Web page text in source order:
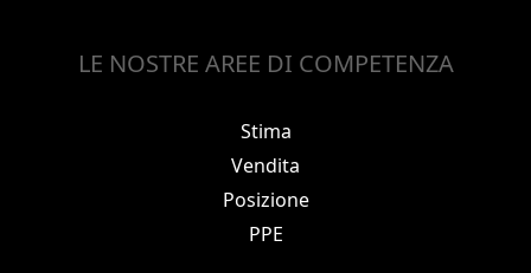
LE NOSTRE AREE DI COMPETENZA
Stima
Vendita
Posizione
PPE